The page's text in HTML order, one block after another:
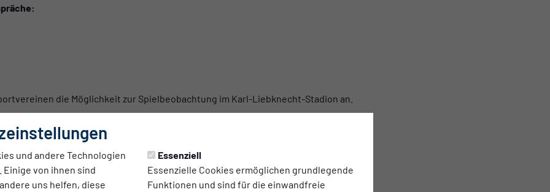
und andere Technologien
von ihnen sind
uns helfen, diese
Essenziell
Essenzielle Cookies ermöglichen grundlegende
Funktionen und sind für die einwandfreie
die Möglichkeit zur Spielbeobachtung im Karl-Liebknecht-Stadion an.